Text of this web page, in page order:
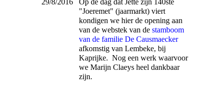
"Joeremet" (jaarmarkt) viert
kondigen we hier de opening aan
van de webstek van de stamboom
van de familie De Causmaecker
afkomstig van Lembeke, bij
Kaprijke. Nog een werk waarvoor
we Marijn Claeys heel dankbaar
zijn.